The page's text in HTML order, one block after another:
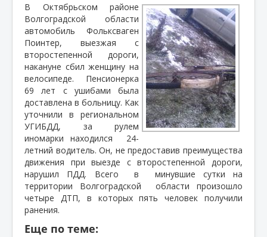
В Октябрьском районе
Волгоградской области
автомобиль Фольксваген
Поинтер, выезжая с
второстепенной дороги,
накануне сбил женщину на
велосипеде. Пенсионерка
69 лет с ушибами была
доставлена в больницу. Как
уточнили в региональном
УГИБДД, за рулем
иномарки находился
24-
летний водитель. Он, не предоставив преимущества
движения при выезде с второстепенной дороги,
нарушил ПДД. Всего
в
минувшие сутки на
территории Волгоградской
области произошло
четыре ДТП, в которых пять человек получили
ранения.
Еще по теме: